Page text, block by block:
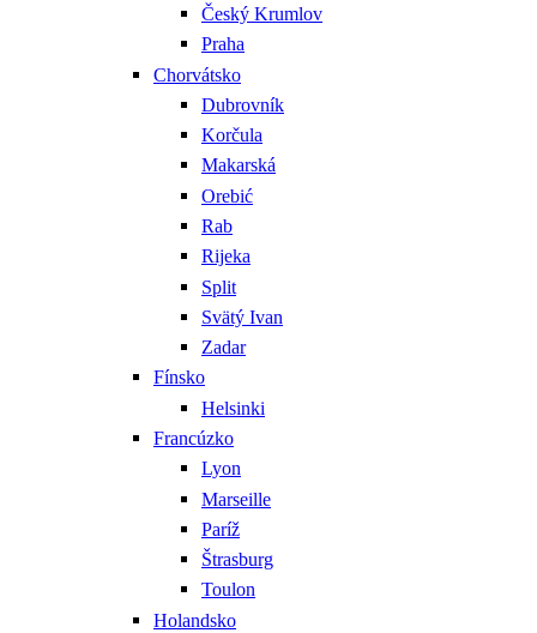
Český Krumlov
Praha
Chorvátsko
Dubrovník
Korčula
Makarská
Orebić
Rab
Rijeka
Split
Svätý Ivan
Zadar
Fínsko
Helsinki
Francúzko
Lyon
Marseille
Paríž
Štrasburg
Toulon
Holandsko